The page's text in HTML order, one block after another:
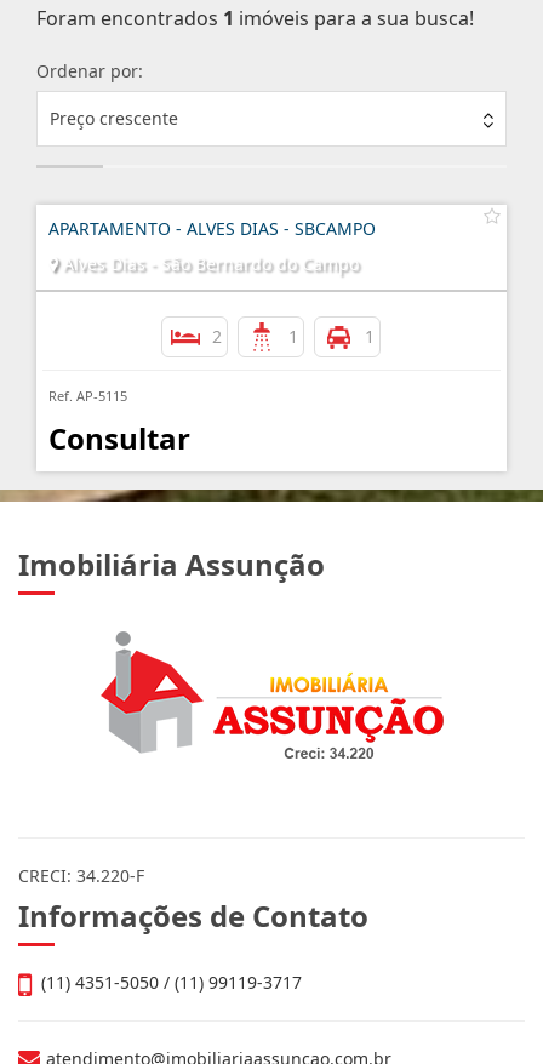
Foram encontrados 1 imóveis para a sua busca!
Ordenar por:
Preço crescente
APARTAMENTO - ALVES DIAS - SBCAMPO
Alves Dias - São Bernardo do Campo
2 1 1
Ref. AP-5115
Consultar
Imobiliária Assunção
CRECI: 34.220-F
Informações de Contato
(11) 4351-5050 / (11) 99119-3717
atendimento@imobiliariaassuncao.com.br